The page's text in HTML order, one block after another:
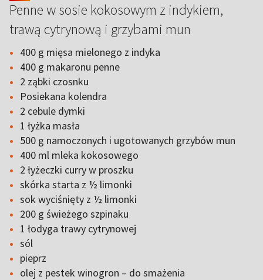
Penne w sosie kokosowym z indykiem,
trawą cytrynową i grzybami mun
400 g mięsa mielonego z indyka
400 g makaronu penne
2 ząbki czosnku
Posiekana kolendra
2 cebule dymki
1 łyżka masła
500 g namoczonych i ugotowanych grzybów mun
400 ml mleka kokosowego
2 łyżeczki curry w proszku
skórka starta z ½ limonki
sok wyciśnięty z ½ limonki
200 g świeżego szpinaku
1 łodyga trawy cytrynowej
sól
pieprz
olej z pestek winogron – do smażenia